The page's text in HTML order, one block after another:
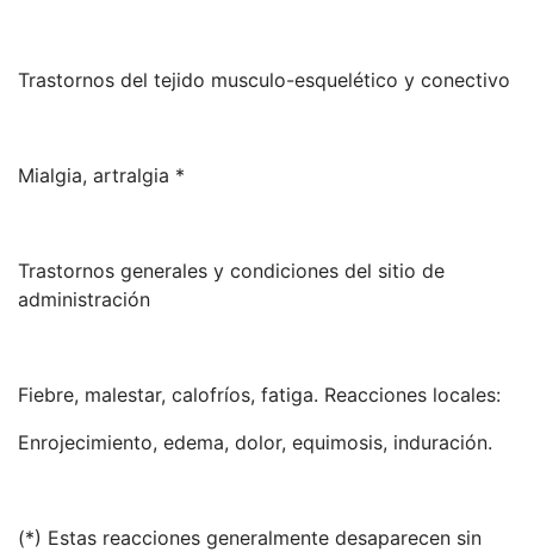
Trastornos del tejido musculo-esquelético y conectivo
Mialgia, artralgia *
Trastornos generales y condiciones del sitio de
administración
Fiebre, malestar, calofríos, fatiga. Reacciones locales:
Enrojecimiento, edema, dolor, equimosis, induración.
(*) Estas reacciones generalmente desaparecen sin